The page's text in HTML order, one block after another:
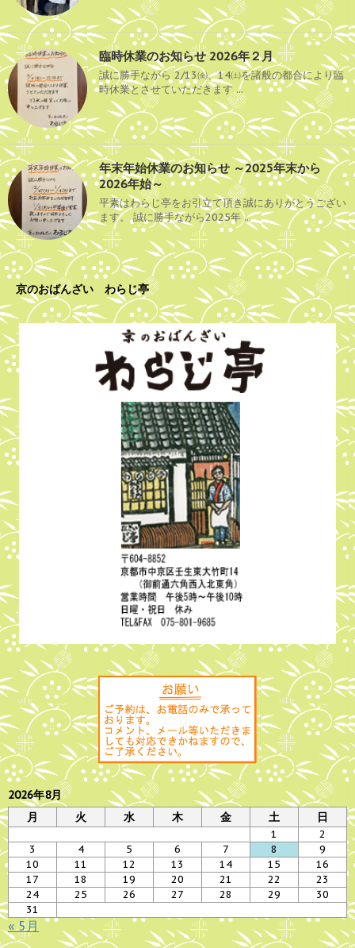
臨時休業のお知らせ 2026年２月
誠に勝手ながら 2/13㈮、14㈯を諸般の都合により臨
時休業とさせていただきます ...
年末年始休業のお知らせ ～2025年末から
2026年始～
平素はわらじ亭をお引立て頂き誠にありがとうござい
ます。 誠に勝手ながら2025年 ...
京のおばんざい わらじ亭
2026年8月
月
火 水 木 金 土 日
1
2
3
4 5 6 7 8
9
10
11 12 13 14 15
16
17
18 19 20 21 22
23
24
25 26 27 28 29
30
31
« 5月